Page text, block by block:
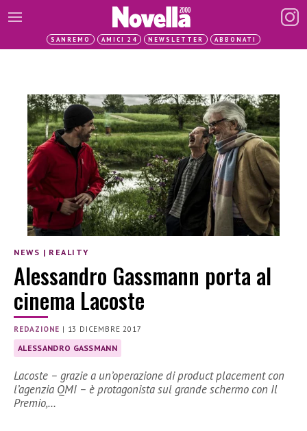
SANREMO AMICI 24 NEWSLETTER ABBONATI
NEWS | REALITY
Alessandro Gassmann porta al
cinema Lacoste
REDAZIONE | 13 DICEMBRE 2017
ALESSANDRO GASSMANN
Lacoste – grazie a un’operazione di product placement con
l’agenzia QMI – è protagonista sul grande schermo con Il
Premio,…